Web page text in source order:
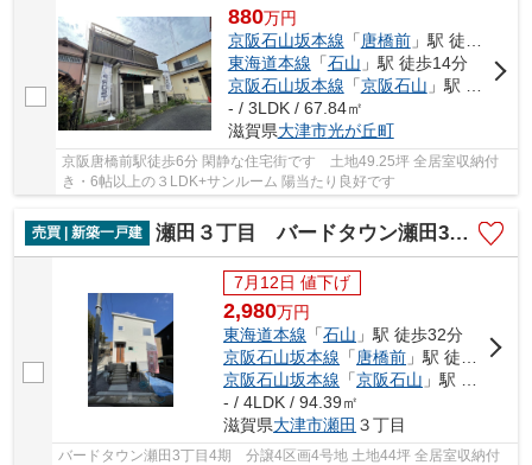
880万円
京阪石山坂本線 「 唐橋前」駅 徒歩6分
東海道本線 「石山 」駅 徒歩14分
京阪石山坂本線 「京阪石山 」駅 徒歩14分
- / 3LDK / 67.84㎡
滋賀県大津市光が丘町
京阪唐橋前駅徒歩6分 閑静な住宅街です 土地49.25坪 全居室収納付
き・6帖以上の３LDK+サンルーム 陽当たり良好です
売買 | 新築一戸建 瀬田３丁目 バードタウン瀬田3丁目4期 ４号地
7月12日 値下げ
2,980万円
東海道本線 「石山 」駅 徒歩32分
京阪石山坂本線 「 唐橋前 」駅 徒歩22分
京阪石山坂本線 「京阪石山 」駅 徒歩32分
- / 4LDK / 94.39㎡
滋賀県大津市瀬田 ３丁目
バードタウン瀬田3丁目4期 分譲4区画4号地 土地44坪 全居室収納付